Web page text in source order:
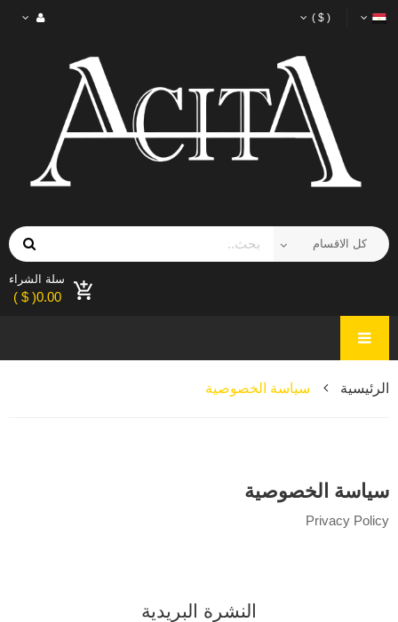
( $ )
سلة الشراء
0.00( $ )
الرئيسية سياسة الخصوصية
سياسة الخصوصية
Privacy Policy
النشرة البريدية